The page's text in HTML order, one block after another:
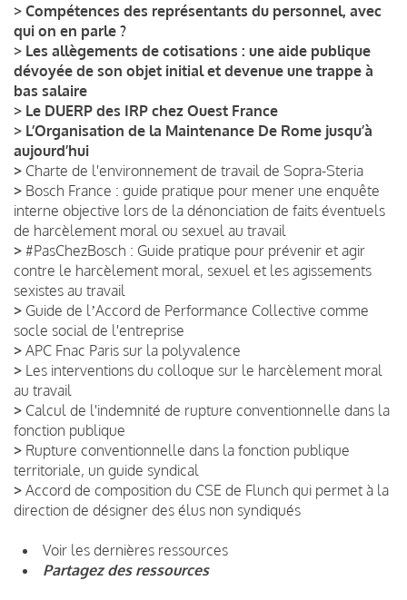
> Compétences des représentants du personnel, avec
qui on en parle ?
> Les allègements de cotisations : une aide publique
dévoyée de son objet initial et devenue une trappe à
bas salaire
> Le DUERP des IRP chez Ouest France
> L’Organisation de la Maintenance De Rome jusqu’à
aujourd’hui
> Charte de l'environnement de travail de Sopra-Steria
> Bosch France : guide pratique pour mener une enquête
interne objective lors de la dénonciation de faits éventuels
de harcèlement moral ou sexuel au travail
> #PasChezBosch : Guide pratique pour prévenir et agir
contre le harcèlement moral, sexuel et les agissements
sexistes au travail
> Guide de lʼAccord de Performance Collective comme
socle social de l'entreprise
> APC Fnac Paris sur la polyvalence
> Les interventions du colloque sur le harcèlement moral
au travail
> Calcul de l'indemnité de rupture conventionnelle dans la
fonction publique
> Rupture conventionnelle dans la fonction publique
territoriale, un guide syndical
> Accord de composition du CSE de Flunch qui permet à la
direction de désigner des élus non syndiqués
Voir les dernières ressources
Partagez des ressources